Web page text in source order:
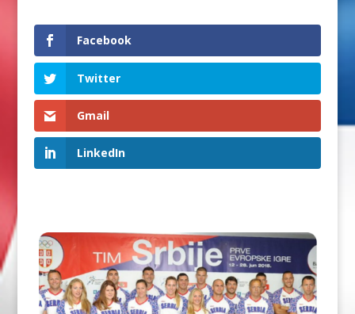
Facebook
Twitter
Gmail
LinkedIn